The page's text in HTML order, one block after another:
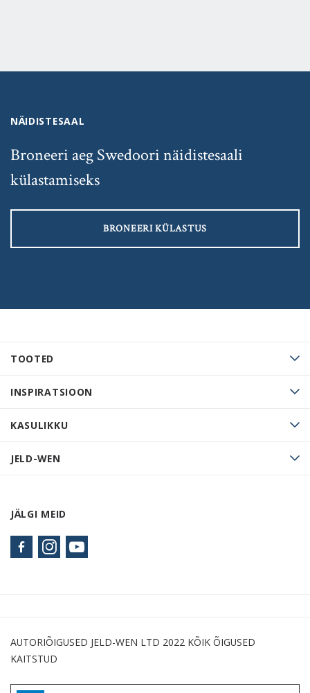
TOOTED
INSPIRATSIOON
KASULIKKU
JELD-WEN
JÄLGI MEID
NÄIDISTESAAL
Broneeri aeg Swedoori näidistesaali
külastamiseks
BRONEERI KÜLASTUS
AUTORIÕIGUSED JELD-WEN LTD 2022 KÕIK ÕIGUSED
KAITSTUD